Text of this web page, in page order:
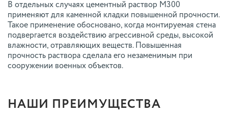
В отдельных случаях цементный раствор М300
применяют для каменной кладки повышенной прочности.
Такое применение обосновано, когда монтируемая стена
подвергается воздействию агрессивной среды, высокой
влажности, отравляющих веществ. Повышенная
прочность раствора сделала его незаменимым при
сооружении военных объектов.
НАШИ ПРЕИМУЩЕСТВА